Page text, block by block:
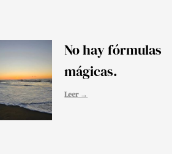
No hay fórmulas
mágicas.
Leer →